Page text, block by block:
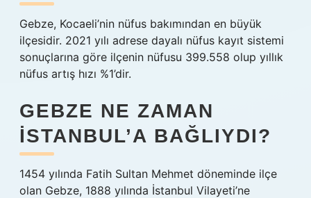
Gebze, Kocaeli’nin nüfus bakımından en büyük
ilçesidir. 2021 yılı adrese dayalı nüfus kayıt sistemi
sonuçlarına göre ilçenin nüfusu 399.558 olup yıllık
nüfus artış hızı %1’dir.
GEBZE NE ZAMAN
İSTANBUL’A BAĞLIYDI?
1454 yılında Fatih Sultan Mehmet döneminde ilçe
olan Gebze, 1888 yılında İstanbul Vilayeti’ne